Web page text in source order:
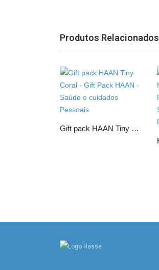
Produtos Relacionados
Gift pack HAAN Tiny Coral